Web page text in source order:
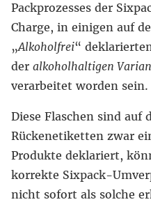
Packprozesses der
Charge, in einigen auf
„Alkoholfrei“
der alkoholhaltigen
verarbeitet worden sein.
Diese Flaschen sind auf
Rückenetiketten zwar
Produkte deklariert,
korrekte Sixpack-
nicht sofort als solche